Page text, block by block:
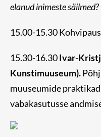
elanud inimeste säilmed?
15.00-15.30 Kohvipaus
15.30-16.30Ivar-
Kunstimuuseum).
muuseumide
vabakasutusse